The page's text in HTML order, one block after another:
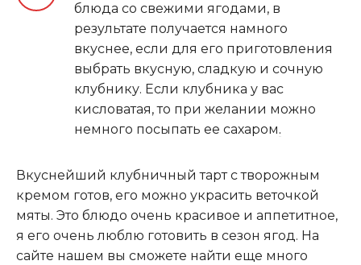
блюда со свежими ягодами, в
результате получается намного
вкуснее, если для его приготовления
выбрать вкусную, сладкую и сочную
клубнику. Если клубника у вас
кисловатая, то при желании можно
немного посыпать ее сахаром.
Вкуснейший клубничный тарт с творожным
кремом готов, его можно украсить веточкой
мяты. Это блюдо очень красивое и аппетитное,
я его очень люблю готовить в сезон ягод. На
сайте нашем вы сможете найти еще много